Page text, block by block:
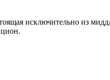
исключительно из